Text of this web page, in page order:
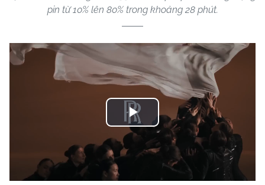
pin từ 10% lên 80% trong khoảng 28 phút.
Play
Video